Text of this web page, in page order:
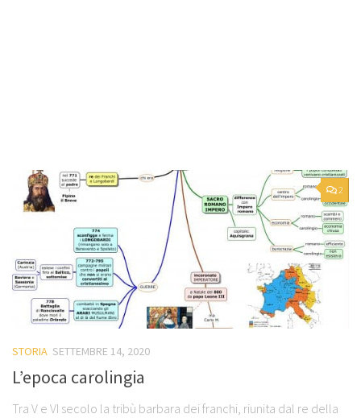
2
STORIA SETTEMBRE 14, 2020
L’epoca carolingia
Tra V e VI secolo la tribù barbara dei franchi, riunita dal re della